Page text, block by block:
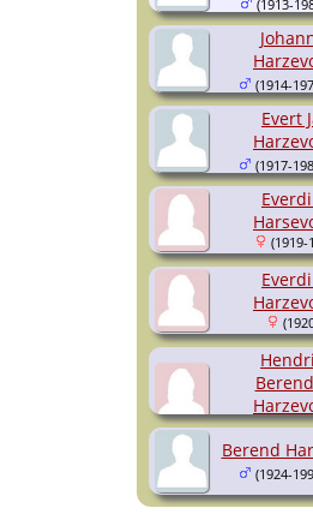
(1914-
Evert
(1917-
(1919-
(1922-
Berend
(1924-
(1913-